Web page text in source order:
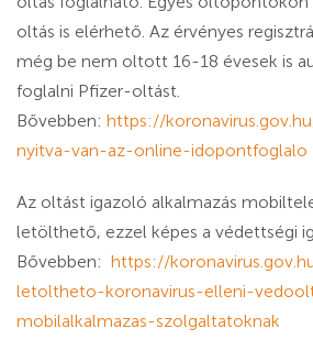
oltás is elérhető. Az érvényes
még be nem oltott 16-18 évesek is
foglalni Pfizer-oltást.
Bővebben: https://
nyitva-van-az-online-idopontfoglalo
Az oltást igazoló alkalmazás
letölthető, ezzel képes a védettségi
Bővebben: https://
letoltheto-koronavirus-elleni-
mobilalkalmazas-szolgaltatoknak